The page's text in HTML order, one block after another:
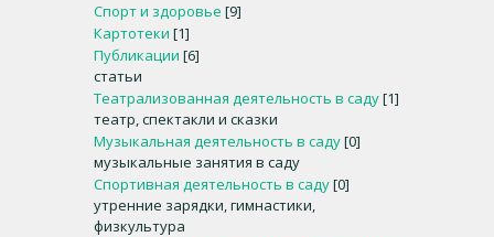
Спорт и здоровье [9]
Картотеки [1]
Публикации [6]
статьи
Театрализованная деятельность в саду[1]
театр, спектакли и сказки
Музыкальная деятельность в саду[0]
музыкальные занятия в саду
Спортивная деятельность в саду[0]
утренние зарядки, гимнастики,
физкультура